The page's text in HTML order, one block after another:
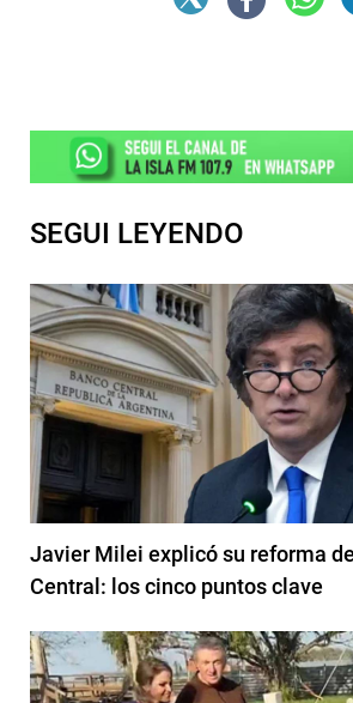
SEGUI LEYENDO
Javier Milei explicó su reforma
Central: los cinco puntos clave